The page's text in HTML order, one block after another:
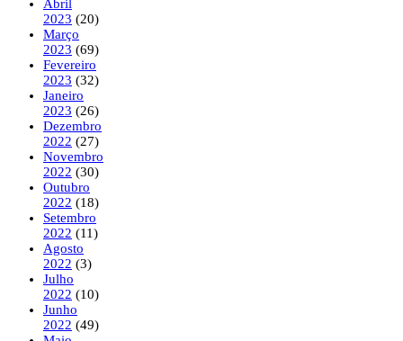
Abril
2023 (20)
Março
2023 (69)
Fevereiro
2023 (32)
Janeiro
2023 (26)
Dezembro
2022 (27)
Novembro
2022 (30)
Outubro
2022 (18)
Setembro
2022 (11)
Agosto
2022 (3)
Julho
2022 (10)
Junho
2022 (49)